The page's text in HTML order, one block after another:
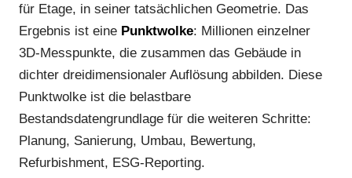
für Etage, in seiner tatsächlichen Geometrie. Das
Ergebnis ist eine Punktwolke: Millionen einzelner
3D-Messpunkte, die zusammen das Gebäude in
dichter dreidimensionaler Auflösung abbilden. Diese
Punktwolke ist die belastbare
Bestandsdatengrundlage für die weiteren Schritte:
Planung, Sanierung, Umbau, Bewertung,
Refurbishment, ESG-Reporting.